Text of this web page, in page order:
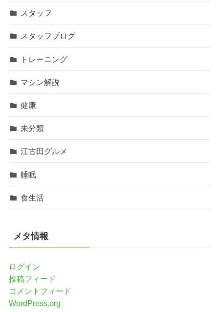
スタッフ
スタッフブログ
トレーニング
マシン解説
健康
未分類
江古田グルメ
睡眠
食生活
メタ情報
ログイン
投稿フィード
コメントフィード
WordPress.org